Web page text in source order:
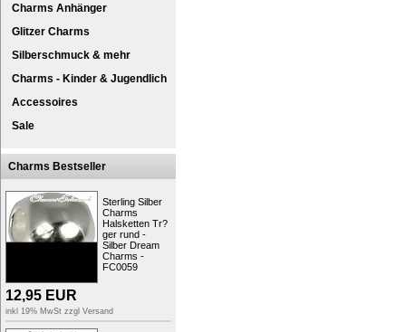
Charms Anhänger
Glitzer Charms
Silberschmuck & mehr
Charms - Kinder & Jugendlich
Accessoires
Sale
Charms Bestseller
Sterling Silber
Charms
Halsketten Tr?
ger rund -
Silber Dream
Charms -
FC0059
12,95 EUR
inkl 19% MwSt zzgl Versand